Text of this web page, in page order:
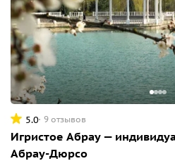
5.0 9 отзывов
Игристое Абрау —
Абрау-Дюрсо